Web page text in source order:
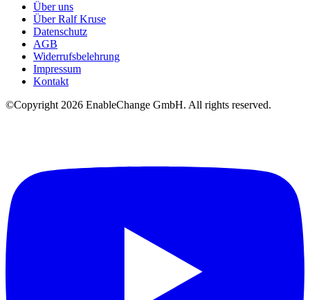
Über uns
Über Ralf Kruse
Datenschutz
AGB
Widerrufsbelehrung
Impressum
Kontakt
©Copyright 2026 EnableChange GmbH. All rights reserved.